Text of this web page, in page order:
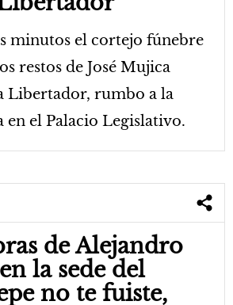
minutos el cortejo fúnebre
restos de José Mujica
Libertador, rumbo a la
en el Palacio Legislativo.
de Alejandro
la sede del
no te fuiste,